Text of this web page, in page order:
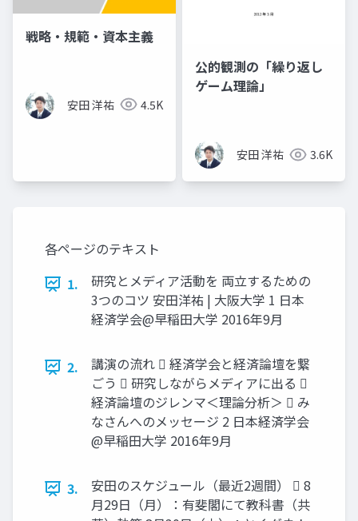
戦略・規範・資本主義
安田 洋祐 4.5K
公的観測の「繰り返し
ゲーム理論」
安田 洋祐 3.6K
各ページのテキスト
1.
研究とメディア活動を 両立するための
3つのコツ 安田洋祐 | 大阪大学 1 日本
経済学会@早稲田大学 2016年9月
2.
講演の流れ  経済学会と経済論壇を繋
ごう  研究しながらメディアに出る 
経済論壇のジレンマ＜理論分析＞  み
なさんへのメッセージ 2 日本経済学会
@早稲田大学 2016年9月
3.
安田のスケジュール（最近2週間）  8
月29日（月）：有斐閣にて教科書（共